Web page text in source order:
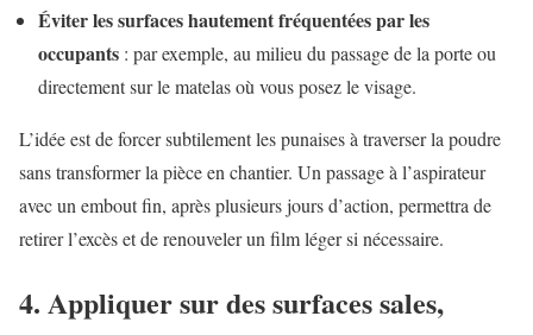
Éviter les surfaces hautement fréquentées par les
occupants : par exemple, au milieu du passage de la porte ou
directement sur le matelas où vous posez le visage.
L’idée est de forcer subtilement les punaises à traverser la poudre
sans transformer la pièce en chantier. Un passage à l’aspirateur
avec un embout fin, après plusieurs jours d’action, permettra de
retirer l’excès et de renouveler un film léger si nécessaire.
4. Appliquer sur des surfaces sales,